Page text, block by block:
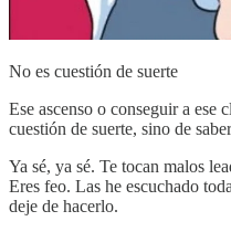
No es cuestión de suerte
Ese ascenso o conseguir a ese
cuestión de suerte, sino de
Ya sé, ya sé. Te tocan malos
Eres feo. Las he escuchado
deje de hacerlo.